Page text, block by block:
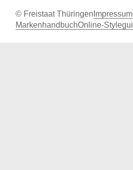
© Freistaat Thüringen Impressum
MarkenhandbuchOnline-